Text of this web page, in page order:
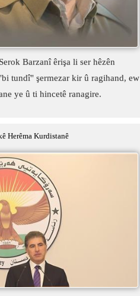
Barzanî êrişa li ser hêzên
tundî" şermezar kir û ragihand, ew
ye û ti hincetê ranagire.
Herêma Kurdistanê